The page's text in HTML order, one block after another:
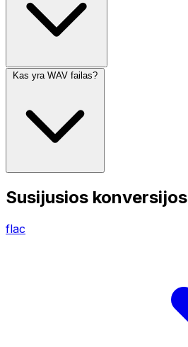
Kas yra WAV failas?
Susijusios konversijos
flac